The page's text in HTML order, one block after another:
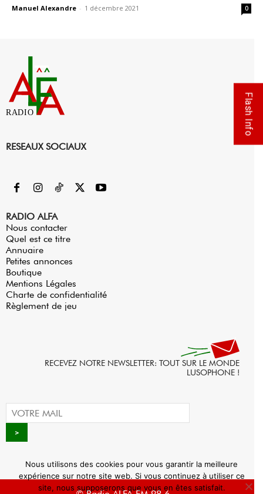
Manuel Alexandre - 1 décembre 2021 0
RADIO
RESEAUX SOCIAUX
RADIO ALFA
Nous contacter
Quel est ce titre
Annuaire
Petites annonces
Boutique
Mentions Légales
Charte de confidentialité
Règlement de jeu
RECEVEZ NOTRE NEWSLETTER: TOUT SUR LE MONDE
LUSOPHONE !
Flash Info
Nous utilisons des cookies pour vous garantir la meilleure
expérience sur notre site web. Si vous continuez à utiliser ce
site, nous supposerons que vous en êtes satisfait.